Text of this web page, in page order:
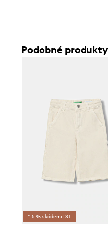
Podobné produkty
*-5 % s kódem: LST